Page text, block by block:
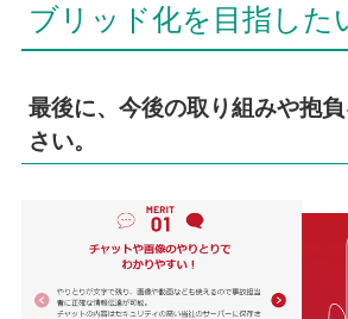
ブリッド化を目指した
最後に、今後の取り組みや抱
さい。